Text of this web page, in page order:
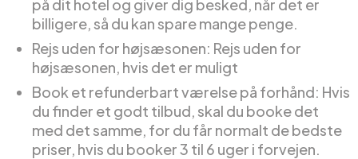
på dit hotel og giver dig besked, når det er
billigere, så du kan spare mange penge.
Rejs uden for højsæsonen: Rejs uden for
højsæsonen, hvis det er muligt
Book et refunderbart værelse på forhånd: Hvis
du finder et godt tilbud, skal du booke det
med det samme, for du får normalt de bedste
priser, hvis du booker 3 til 6 uger i forvejen.